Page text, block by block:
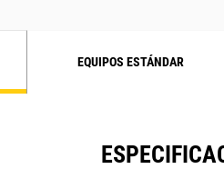
EQUIPOS ESTÁNDAR